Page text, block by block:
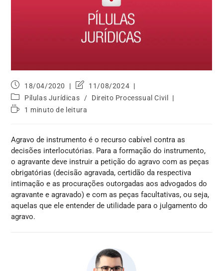
18/04/2020
11/08/2024
Pílulas Jurídicas
/
Direito Processual Civil
1 minuto de leitura
Agravo de instrumento é o recurso cabível contra as
decisões interlocutórias. Para a formação do instrumento,
o agravante deve instruir a petição do agravo com as peças
obrigatórias (decisão agravada, certidão da respectiva
intimação e as procurações outorgadas aos advogados do
agravante e agravado) e com as peças facultativas, ou seja,
aquelas que ele entender de utilidade para o julgamento do
agravo.